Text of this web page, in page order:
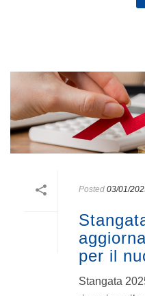
Posted 03/01/
per il
Stangata